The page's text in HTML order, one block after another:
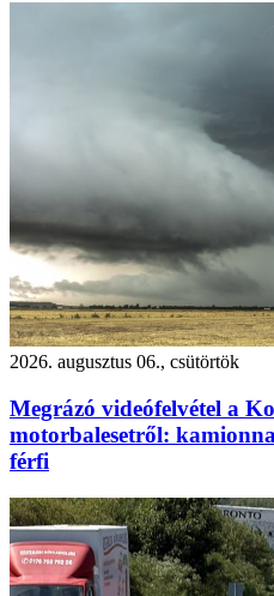
2026. augusztus 06., csütörtök
Megrázó videófelvétel a
motorbalesetről:
férfi